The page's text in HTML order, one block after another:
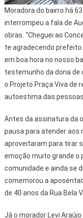
Moradora do bairro há
interrompeu a fala de
obras. “Cheguei ao
te agradecendo
em boa hora no nosso
testemunho da dona de
o Projeto Praça Viva de
autoestima das pessoas.
Antes da assinatura da
pausa para atender aos
aproveitaram para tirar
emoção muito grande o
comunidade e ainda se
comemorou a
de 40 anos da Rua Bela
Já o morador Levi